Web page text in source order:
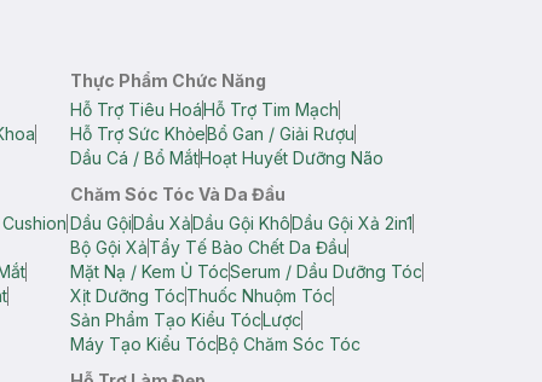
Thực Phẩm Chức Năng
Hỗ Trợ Tiêu HoáHỗ Trợ Tim Mạch
Hỗ Trợ Sức KhỏeBổ Gan / Giải Rượu
Dầu Cá / Bổ MắtHoạt Huyết Dưỡng Não
Chăm Sóc Tóc Và Da Đầu
Dầu GộiDầu XảDầu Gội KhôDầu Gội Xả 2in1
Bộ Gội XảTẩy Tế Bào Chết Da Đầu
Mặt Nạ / Kem Ủ TócSerum / Dầu Dưỡng Tóc
Xịt Dưỡng TócThuốc Nhuộm Tóc
Sản Phẩm Tạo Kiểu TócLược
Máy Tạo Kiểu TócBộ Chăm Sóc Tóc